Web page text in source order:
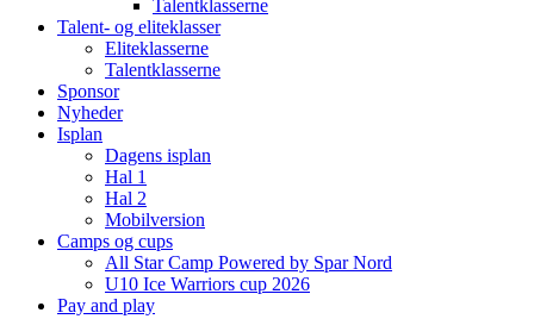
Talentklasserne
Talent- og eliteklasser
Eliteklasserne
Talentklasserne
Sponsor
Nyheder
Isplan
Dagens isplan
Hal 1
Hal 2
Mobilversion
Camps og cups
All Star Camp Powered by Spar Nord
U10 Ice Warriors cup 2026
Pay and play